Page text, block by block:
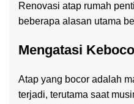
Renovasi atap rumah
beberapa alasan utama
Mengatasi
Atap yang bocor adalah
terjadi, terutama saat